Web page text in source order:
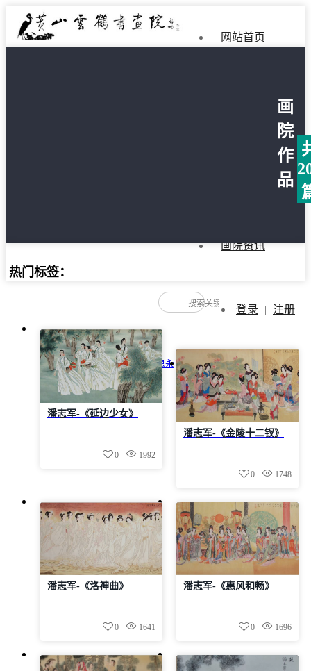
网站首页
画院资讯
登录 | 注册
画
院
作
品
热门标签：
权希军 俞思永 吴正肃 周志高
刘子善 张飙 汪庆誉 叶鸿业 程一鸣
张坤山 祝夫刚 王明启
潘志军-《延边少女》
1992
0
潘志军-《金陵十二钗》
1748
0
潘志军-《洛神曲》
1641
0
潘志军-《惠风和畅》
1696
0
文